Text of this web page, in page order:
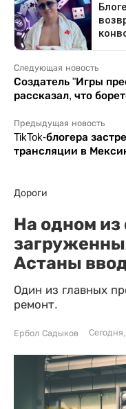
Следующая новость
Создатель "Игры
рассказал, что
Предыдущая новость
TikTok-блогера
трансляции в
Дороги
На одном
Астаны
Один из главных
ремонт.
Ербол Садыков